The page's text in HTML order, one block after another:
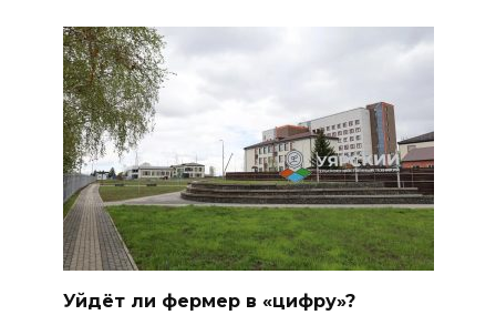
Уйдёт ли фермер в «цифру»?